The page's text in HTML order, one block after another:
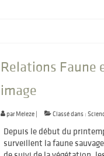
Relations Faune
image
parMeleze| Classé dans :
Depuis le début du
surveillent la faune